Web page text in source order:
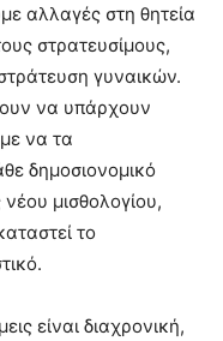
αλλαγές στη θητεία
στρατευσίμους,
γυναικών.
να υπάρχουν
να τα
δημοσιονομικό
μισθολογίου,
το
είναι διαχρονική,